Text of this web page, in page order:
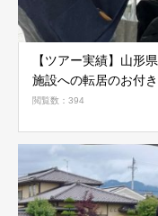
【ツアー実績】山形
施設への転居のお付
閲覧数：394